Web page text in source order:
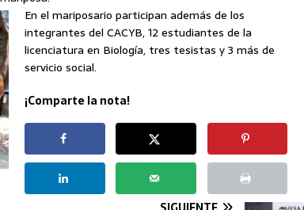
En el mariposario participan además de los
integrantes del CACYB, 12 estudiantes de la
licenciatura en Biología, tres tesistas y 3 más de
servicio social.
¡Comparte la nota!